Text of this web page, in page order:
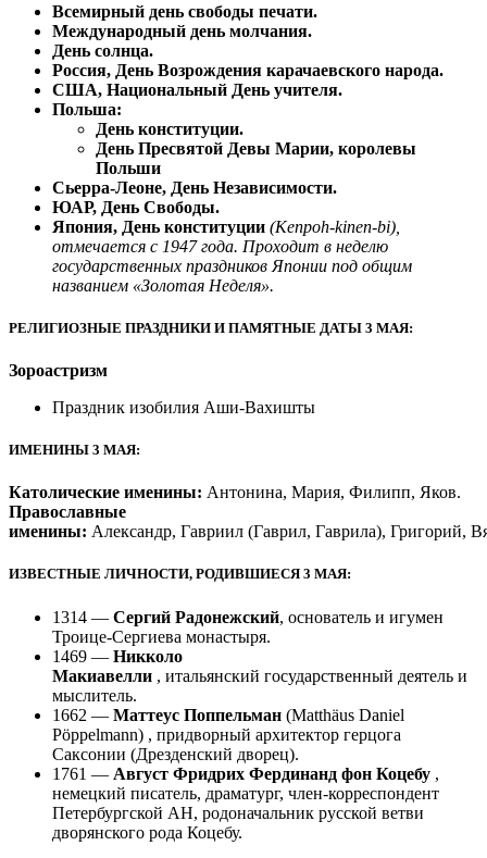
Всемирный день свободы печати.
Международный день молчания.
День солнца.
Россия, День Возрождения карачаевского народа.
США, Национальный День учителя.
Польша:
День конституции.
День Пресвятой Девы Марии, королевы
Польши
Сьерра-Леоне, День Независимости.
ЮАР, День Свободы.
Япония, День конституции (Kenpoh-kinen-bi),
отмечается с 1947 года. Проходит в неделю
государственных праздников Японии под общим
названием «Золотая Неделя».
РЕЛИГИОЗНЫЕ ПРАЗДНИКИ И ПАМЯТНЫЕ ДАТЫ 3 МАЯ:
Зороастризм
Праздник изобилия Аши-Вахишты
ИМЕНИНЫ 3 МАЯ:
Католические именины: Антонина, Мария, Филипп, Яков.
Православные
именины: Александр, Гавриил (Гаврил, Гаврила), Григорий,
ИЗВЕСТНЫЕ ЛИЧНОСТИ, РОДИВШИЕСЯ 3 МАЯ:
1314 — Сергий Радонежский, основатель и игумен
Троице-Сергиева монастыря.
1469 — Никколо
Макиавелли , итальянский государственный деятель и
мыслитель.
1662 — Маттеус Поппельман (Matthäus Daniel
Pöppelmann) , придворный архитектор герцога
Саксонии (Дрезденский дворец).
1761 — Август Фридрих Фердинанд фон Коцебу ,
немецкий писатель, драматург, член-корреспондент
Петербургской АН, родоначальник русской ветви
дворянского рода Коцебу.